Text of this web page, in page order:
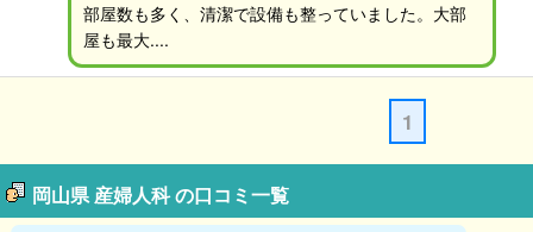
部屋数も多く、清潔で設備も整っていました。大部
屋も最大....
1
岡山県 産婦人科 の口コミ一覧